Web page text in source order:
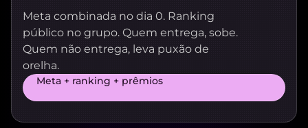
Meta combinada no dia 0. Ranking
público no grupo. Quem entrega, sobe.
Quem não entrega, leva puxão de
orelha.
Meta + ranking + prêmios